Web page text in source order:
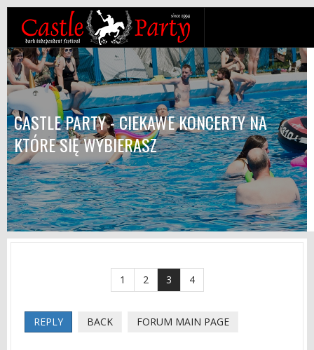
CASTLE PARTY - CIEKAWE KONCERTY NA
KTÓRE SIĘ WYBIERASZ
1 2 3 4
REPLY BACK FORUM MAIN PAGE